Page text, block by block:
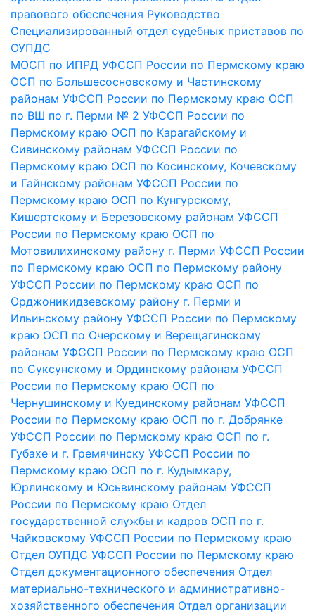
правового обеспечения Руководство
Специализированный отдел судебных приставов по
ОУПДС
МОСП по ИПРД УФССП России по Пермскому краю
ОСП по Большесосновскому и Частинскому
районам УФССП России по Пермскому краю ОСП
по ВШ по г. Перми № 2 УФССП России по
Пермскому краю ОСП по Карагайскому и
Сивинскому районам УФССП России по
Пермскому краю ОСП по Косинскому, Кочевскому
и Гайнскому районам УФССП России по
Пермскому краю ОСП по Кунгурскому,
Кишертскому и Березовскому районам УФССП
России по Пермскому краю ОСП по
Мотовилихинскому району г. Перми УФССП России
по Пермскому краю ОСП по Пермскому району
УФССП России по Пермскому краю ОСП по
Орджоникидзевскому району г. Перми и
Ильинскому району УФССП России по Пермскому
краю ОСП по Очерскому и Верещагинскому
районам УФССП России по Пермскому краю ОСП
по Суксунскому и Ординскому районам УФССП
России по Пермскому краю ОСП по
Чернушинскому и Куединскому районам УФССП
России по Пермскому краю ОСП по г. Добрянке
УФССП России по Пермскому краю ОСП по г.
Губахе и г. Гремячинску УФССП России по
Пермскому краю ОСП по г. Кудымкару,
Юрлинскому и Юсьвинскому районам УФССП
России по Пермскому краю Отдел
государственной службы и кадров ОСП по г.
Чайковскому УФССП России по Пермскому краю
Отдел ОУПДС УФССП России по Пермскому краю
Отдел документационного обеспечения Отдел
материально-технического и административно-
хозяйственного обеспечения Отдел организации